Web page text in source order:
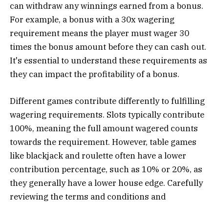
can withdraw any winnings earned from a bonus.
For example, a bonus with a 30x wagering
requirement means the player must wager 30
times the bonus amount before they can cash out.
It's essential to understand these requirements as
they can impact the profitability of a bonus.
Different games contribute differently to fulfilling
wagering requirements. Slots typically contribute
100%, meaning the full amount wagered counts
towards the requirement. However, table games
like blackjack and roulette often have a lower
contribution percentage, such as 10% or 20%, as
they generally have a lower house edge. Carefully
reviewing the terms and conditions and